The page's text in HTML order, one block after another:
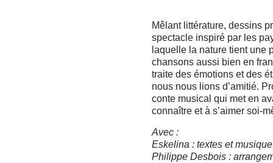
Mêlant littérature, dessins
spectacle inspiré par les
laquelle la nature tient une
chansons aussi bien en
traite des émotions et des
nous nous lions d’amitié.
conte musical qui met en
connaître et à s’aimer soi-
Avec :
Eskelina : textes et
Philippe Desbois :